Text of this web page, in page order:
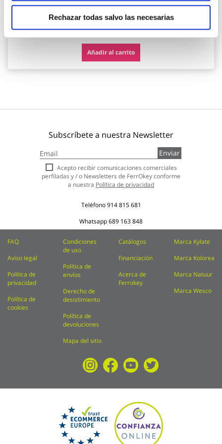
Rechazar todas salvo las necesarias
78,05 €
Añadir al carrito
Subscríbete a nuestra Newsletter
a
nuestro
boletín
de
Enviar
Acepto recibir comunicaciones comerciales
perfiladas y / o Newsletters de FerrOkey conforme
a nuestra Política de privacidad
Teléfono914 815 681
Whatsapp689 163 848
FAQ
Aviso legal
Política de
privacidad
Política de
cookies
Condiciones
de uso
Política de
envíos
Derecho de
desistimiento
Política de
devoluciones
Mapa del sitio
Catálogos
Financiación
Acerca de
Ferrokey
Marca Kylate
Marca Kolorea
Marca Natuur
Marca Wesco